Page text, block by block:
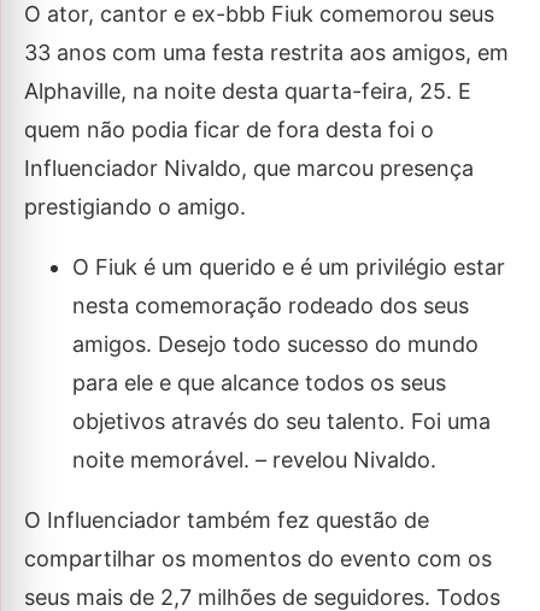
O ator, cantor e ex-bbb Fiuk comemorou seus
33 anos com uma festa restrita aos amigos, em
Alphaville, na noite desta quarta-feira, 25. E
quem não podia ficar de fora desta foi o
Influenciador Nivaldo, que marcou presença
prestigiando o amigo.
O Fiuk é um querido e é um privilégio estar
nesta comemoração rodeado dos seus
amigos. Desejo todo sucesso do mundo
para ele e que alcance todos os seus
objetivos através do seu talento. Foi uma
noite memorável. – revelou Nivaldo.
O Influenciador também fez questão de
compartilhar os momentos do evento com os
seus mais de 2,7 milhões de seguidores. Todos